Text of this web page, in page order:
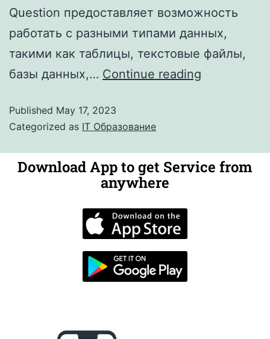
Question предоставляет возможность
работать с разными типами данных,
такими как таблицы, текстовые файлы,
базы данных,… Continue reading
Published May 17, 2023
Categorized as IT Образование
Download App to get Service from
anywhere